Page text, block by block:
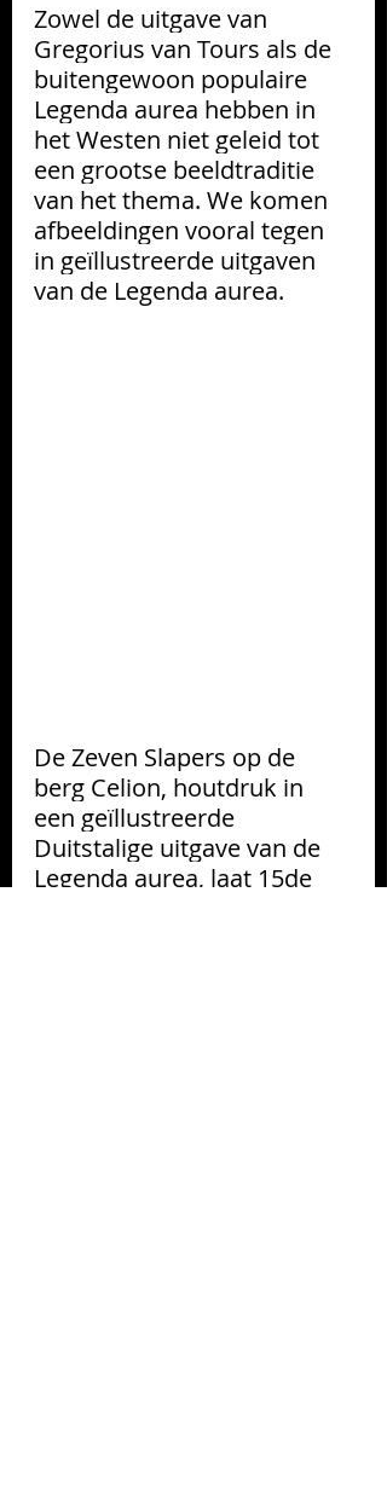
Zowel de uitgave van
Gregorius van Tours als de
buitengewoon populaire
Legenda aurea hebben in
het Westen niet geleid tot
een grootse beeldtraditie
van het thema. We komen
afbeeldingen vooral tegen
in geïllustreerde uitgaven
van de Legenda aurea.
De Zeven Slapers op de
berg Celion, houtdruk in
een geïllustreerde
Duitstalige uitgave van de
Legenda aurea, laat 15de